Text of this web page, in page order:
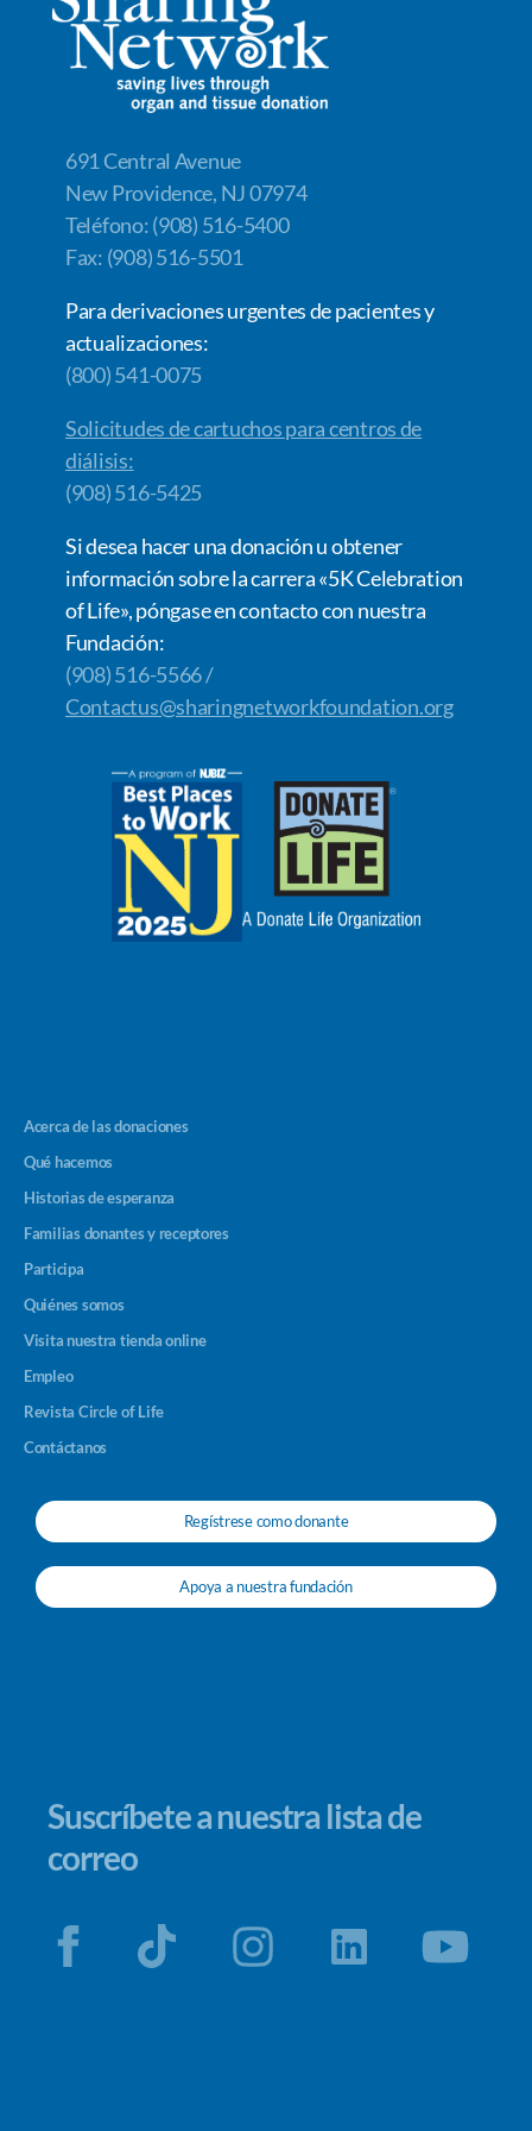
o
k
n
n
k
691 Central Avenue
New Providence, NJ 07974
Teléfono: (908) 516-5400
Fax: (908) 516-5501
Para derivaciones urgentes de pacientes y
actualizaciones:
(800) 541-0075
Solicitudes de cartuchos para centros de
diálisis:
(908) 516-5425
Si desea hacer una donación u obtener
información sobre la carrera «5K Celebration
of Life», póngase en contacto con nuestra
Fundación:
(908) 516-5566 /
Contactus@sharingnetworkfoundation.org
Acerca de las donaciones
Qué hacemos
Historias de esperanza
Familias donantes y receptores
Participa
Quiénes somos
Visita nuestra tienda online
Empleo
Revista Circle of Life
Contáctanos
Regístrese como donante
Apoya a nuestra fundación
Suscríbete a nuestra lista de
correo